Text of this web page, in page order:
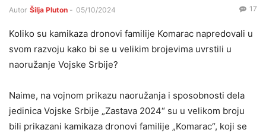
Autor Šilja Pluton - 05/10/2024 17
Koliko su kamikaza dronovi familije Komarac napredovali u
svom razvoju kako bi se u velikim brojevima uvrstili u
naoružanje Vojske Srbije?
Naime, na vojnom prikazu naoružanja i sposobnosti dela
jedinica Vojske Srbije „Zastava 2024“ su u velikom broju
bili prikazani kamikaza dronovi familije „Komarac“, koji se